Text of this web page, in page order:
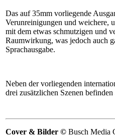
Das auf 35mm vorliegende
Verunreinigungen und weichere,
mit dem etwas schmutzigen und
Raumwirkung, was jedoch auch
Sprachausgabe.
Neben der vorliegenden
drei zusätzlichen Szenen
Cover & Bilder © Busch Media